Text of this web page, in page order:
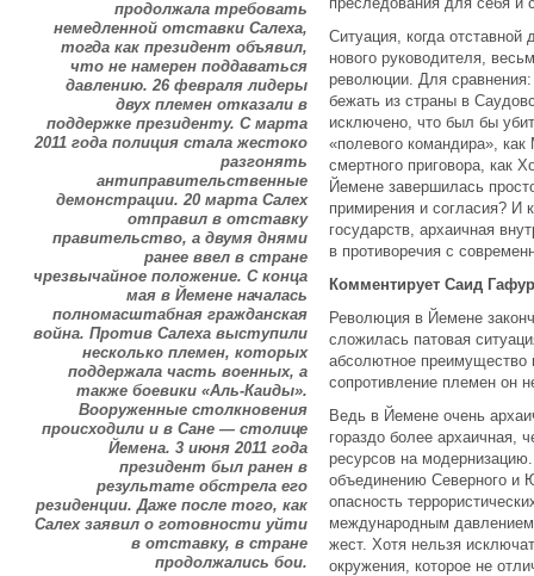
продолжала требовать
немедленной отставки Салеха,
тогда как президент объявил,
что не намерен поддаваться
давлению. 26 февраля лидеры
двух племен отказали в
поддержке президенту. С марта
2011 года полиция стала жестоко
разгонять
антиправительственные
демонстрации. 20 марта Салех
отправил в отставку
правительство, а двумя днями
ранее ввел в стране
чрезвычайное положение. С конца
мая в Йемене началась
полномасштабная гражданская
война. Против Салеха выступили
несколько племен, которых
поддержала часть военных, а
также боевики «Аль-Каиды».
Вооруженные столкновения
происходили и в Сане — столице
Йемена. 3 июня 2011 года
президент был ранен в
результате обстрела его
резиденции. Даже после того, как
Салех заявил о готовности уйти
в отставку, в стране
продолжались бои.
Ситуация, когда
нового руководителя,
революции. Для
бежать из страны в
исключено, что был бы
«полевого командира»,
смертного приговора, как
Йемене завершилась
примирения и согласия? И
государств, архаичная
в противоречия с
Комментирует Саид
Революция в Йемене
сложилась патовая
абсолютное преимущество
сопротивление племен он
Ведь в Йемене очень
гораздо более архаичная,
ресурсов на
объединению Северного и
опасность
международным
жест. Хотя нельзя
окружения, которое не